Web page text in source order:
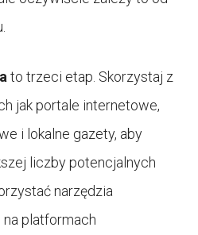
to trzeci etap. Skorzystaj z
jak portale internetowe,
i lokalne gazety, aby
liczby potencjalnych
narzędzia
platformach